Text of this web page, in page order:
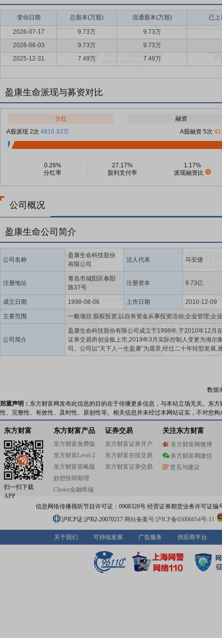
变动日期 总股本(万股) 流通股本(万股) 已
2026-07-17 9.73万
9.73万
2026-06-03
9.73万
9.73万
2025-12-31
7.49万 7.49万
盈康生命派现与募资对比
分红
融资
A股派现 2次 4810.33万 A股融资 5次
0.26%
分红率
27.17%
股利支付率
1.17%
派现融资比
公司概况
盈康生命公司简介
公司名称
盈康生命科技股份
有限公司
法人代表 马安捷
注册地址
青岛市城阳区春阳
路37号
注册资本 9.73亿
成立日期 1998-08-06 上市日期 2010-12-09
主要范围
公司简介
盈康生命科技股份有限公司成立于1998年,于2010年12月
证券交易所创业板上市,2019年3月实际控制人变更为海尔
司。公司以“天下人一生盈康”为愿景,经过二十年转型发展,
长为国内领先的肿瘤放射治疗设备综合服务商和肿瘤医疗
康产业链,提供关键设备及关键场景的综合解决方案。在医
领域,盈康生命提供以肿瘤全病程、全周期综合治疗为特色
科、强综合”的医疗服务。目前,公司经营及管理5家医院,四
医院(三甲)、苏州广慈医院(二甲)、重庆友方医院为上市公
运营医院;上海永慈康复医院、山西盈康一生总医院为托管
心建设,以患者体验为中心,持续提升医疗服务竞争力,一方
进服务到家的数字化医疗平台建设,构筑数字化健康管理服
力。在医疗器械板块,盈康生命围绕肿瘤预/诊/治/康关键场
键设备的研发、创新和服务开展布局,产品从肿瘤治疗领域
延伸,主要覆盖放射治疗、生命支持、影像增强、慢病治疗
用场景。公司产品已应用于北京协和医院、四川大学华西
甲医院和20多个省市3,000多家各级医院,出口美国、欧洲
80多个国家和地区。
数据
郑重声明： 东方财富网发布此信息的目的在于传播更多信息，与本站立场无关。东
性、完整性、有效性、及时性、原创性等。相关信息并未经过本网站证实，不对您
东方财富
扫一扫下载
APP
东方财富产品
东方财富免费版
东方财富Level-2
东方财富策略版
妙想投研助理
Choice金融终端
证券交易
东方财富证券开户
东方财富在线交易
东方财富证券交易
关注东方财富
东方财富网微博
东方财富网微信
意见与建议
信息网络传播视听节目许可证：0908328号 经营证券期货业务许可证编
沪ICP证:沪B2-20070217 网站备案号:沪ICP备05006054号-11
关于我们 可持续发展 广告服务 供应商平台